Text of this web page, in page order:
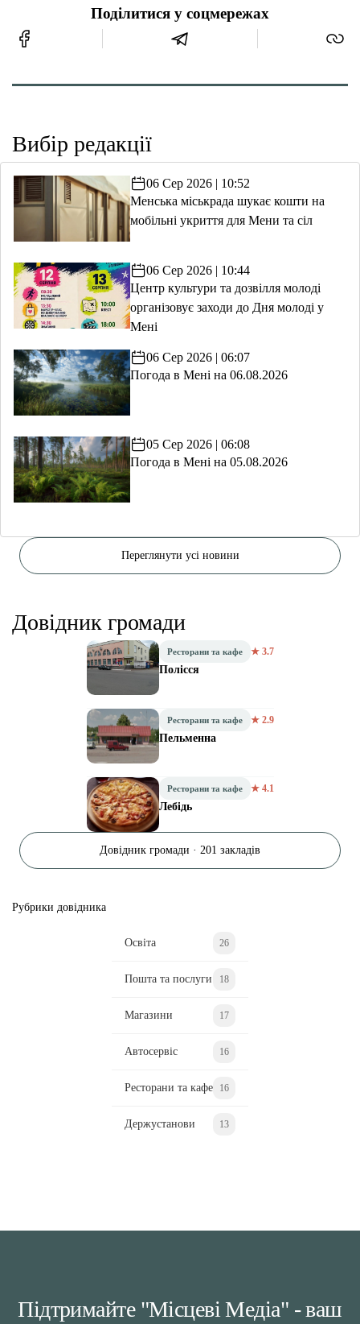
Поділитися у соцмережах
Вибір редакції
06 Сер 2026 | 10:52
Менська міськрада шукає кошти на
мобільні укриття для Мени та сіл
06 Сер 2026 | 10:44
Центр культури та дозвілля молоді
організовує заходи до Дня молоді у
Мені
06 Сер 2026 | 06:07
Погода в Мені на 06.08.2026
05 Сер 2026 | 06:08
Погода в Мені на 05.08.2026
Переглянути усі новини
Довідник громади
Ресторани та кафе ★ 3.7
Полісся
Ресторани та кафе ★ 2.9
Пельменна
Ресторани та кафе ★ 4.1
Лебідь
Довідник громади · 201 закладів
Рубрики довідника
Освіта 26
Пошта та послуги 18
Магазини 17
Автосервіс 16
Ресторани та кафе 16
Держустанови 13
Підтримайте "Місцеві Медіа" - ваш